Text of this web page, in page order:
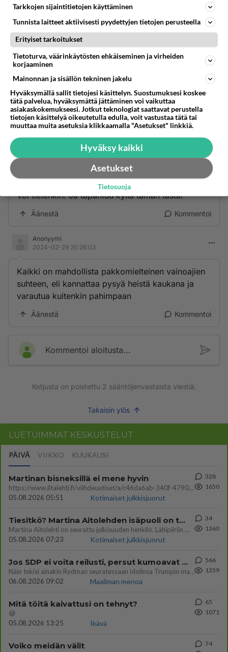
tarkoitan sitä, että vaarallisen pakkomielteen
olettaisin kaikkien ymmärtävän.
Äänestä
Anonyymi
Oma surkeus, sairaanloinen kateus,
mustasukkaisuus, aina löytyy selitys tai sepitys.
Eikä se ole yksikään edellä mainituista koskaan.
Äänestä Kommentoi
2024-02-29 20:17:02
Voi tietenkin! Ja tapahtuu kyllä tämän tästä!
Äänestä Kommentoi
Anonyymi
2024-02-29 20:26:03
Kaikki on mahdollista pakkomielteinen vainoajien
suhteen, eli kannattaa pysyä heistä kaukana ja
varautua kuitenkin pahimpaan
Äänestä Kommentoi
Kommentoi aloitusta...
Ketjusta on poistettu 2 sääntöjenvastaista viestiä.
Takaisin ylös
LUETUIMMAT KESKUSTELUT
PÄIVÄ VIIKKO KUUKAUSI
Martinan bisneksillä ei mene hyvin
https://www.iltalehti.fi/viihdeuutiset/a/c46da6ab-340f-4790-aaa7-0865eed2336 Yrityksen konkurssihakemus on tullut kärä
05.08.2026 05:51
Kotimaiset julkkisjuorut
328
1650
Tiesitkö? Martina Aitolehden isäpuoli on tämä suosittu laulaja
Martina Aitolehti on seurattu julkisuuden henkilö. Lähipiiriin mahtuu muitakin tunnettuja henkilöitä. Tiesitkö, että Ma
05.08.2026 07:23
Kotimaiset julkkisjuorut
34
1360
Jos SDP ei voita reilusti, persut kumoavat demokratian Suomesta
Näin tekisi ainakin Rydman seuratessaan idolinsa Trumpin mallia https://www.is.fi/politiikka/art-2000012187244.html
06.08.2026 09:02
Maailman menoa
566
1359
Mitä töitä kaivattusi on tehnyt?
😅
05.08.2026 13:25
Ikävä
65
1071
Voiko meidän välit
74
Tarkkojen sijaintitietojen käyttäminen
Tunnista laitteet aktiivisesti pyydettyjen tietojen perusteella
Erityiset tarkoitukset
Tietoturva, väärinkäytösten ehkäiseminen ja virheiden
korjaaminen
Mainonnan ja sisällön tekninen jakelu
Hyväksymällä sallit tietojesi käsittelyn. Suostumuksesi koskee
tätä palvelua, hyväksymättä jättäminen voi vaikuttaa
asiakaskokemukseesi. Jotkut teknologiat saattavat perustella
tietojen käsittelyä oikeutetulla edulla, voit vastustaa tätä tai
muuttaa muita asetuksia klikkaamalla "Asetukset" linkkiä.
Hyväksy kaikki
Asetukset
Tietosuoja